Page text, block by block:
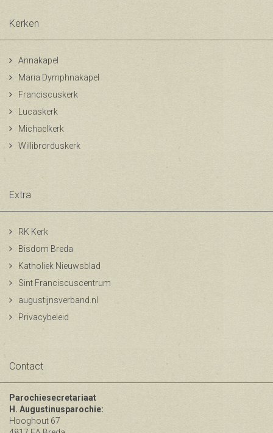
Kerken
Annakapel
Maria Dymphnakapel
Franciscuskerk
Lucaskerk
Michaelkerk
Willibrorduskerk
Extra
RK Kerk
Bisdom Breda
Katholiek Nieuwsblad
Sint Franciscuscentrum
augustijnsverband.nl
Privacybeleid
Contact
Parochiesecretariaat
H. Augustinusparochie:
Hooghout 67